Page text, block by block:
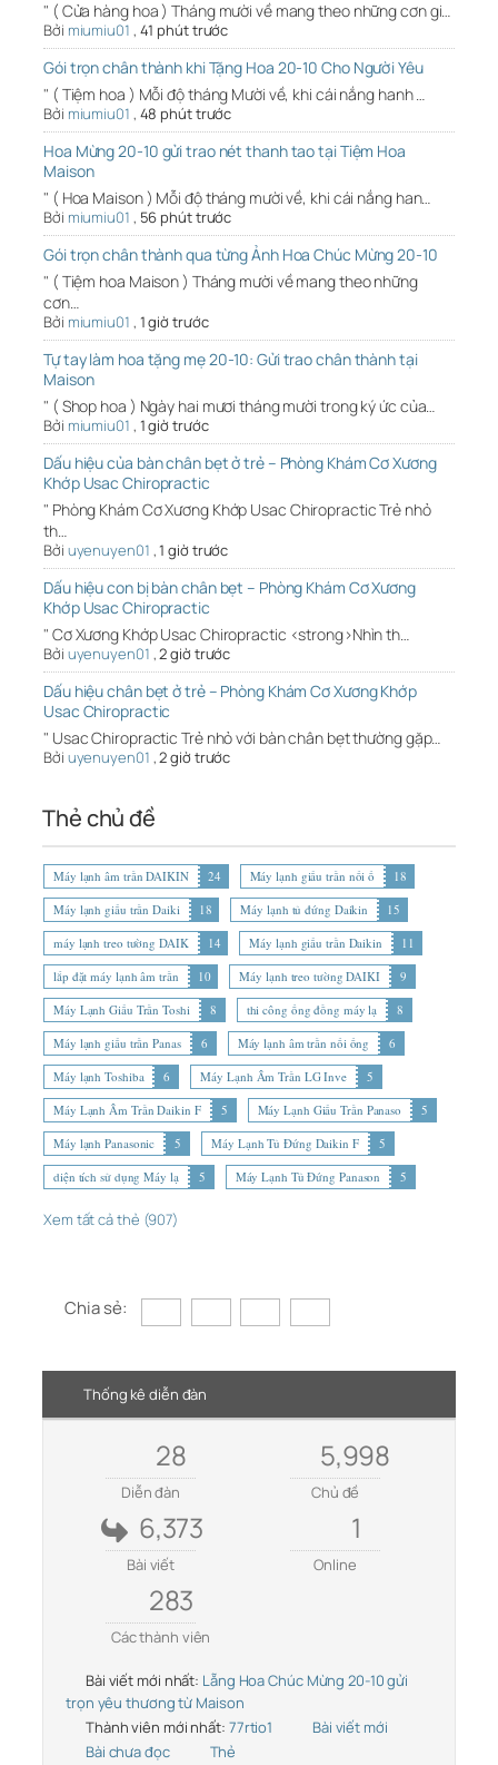
" ( Cửa hàng hoa ) Tháng mười về mang theo những cơn gi…
Bởi miumiu01 , 41 phút trước
Gói trọn chân thành khi Tặng Hoa 20-10 Cho Người Yêu
" ( Tiệm hoa ) Mỗi độ tháng Mười về, khi cái nắng hanh …
Bởi miumiu01 , 48 phút trước
Hoa Mừng 20-10 gửi trao nét thanh tao tại Tiệm Hoa
Maison
" ( Hoa Maison ) Mỗi độ tháng mười về, khi cái nắng han…
Bởi miumiu01 , 56 phút trước
Gói trọn chân thành qua từng Ảnh Hoa Chúc Mừng 20-10
" ( Tiệm hoa Maison ) Tháng mười về mang theo những
cơn…
Bởi miumiu01 , 1 giờ trước
Tự tay làm hoa tặng mẹ 20-10: Gửi trao chân thành tại
Maison
" ( Shop hoa ) Ngày hai mươi tháng mười trong ký ức của…
Bởi miumiu01 , 1 giờ trước
Dấu hiệu của bàn chân bẹt ở trẻ – Phòng Khám Cơ Xương
Khớp Usac Chiropractic
" Phòng Khám Cơ Xương Khớp Usac Chiropractic Trẻ nhỏ
th…
Bởi uyenuyen01 ,1 giờ trước
Dấu hiệu con bị bàn chân bẹt – Phòng Khám Cơ Xương
Khớp Usac Chiropractic
" Cơ Xương Khớp Usac Chiropractic <strong>Nhìn th…
Bởi uyenuyen01 ,2 giờ trước
Dấu hiệu chân bẹt ở trẻ – Phòng Khám Cơ Xương Khớp
Usac Chiropractic
" Usac Chiropractic Trẻ nhỏ với bàn chân bẹt thường gặp…
Bởi uyenuyen01 ,2 giờ trước
Thẻ chủ đề
Máy lạnh âm trần DAIKIN 24 Máy lạnh giấu trần nối ố
18
Máy lạnh giấu trần Daiki
18 Máy lạnh tủ đứng Daikin
15
máy lạnh treo tường DAIK
14 Máy lạnh giấu trần Daikin
11
lắp đặt máy lạnh âm trần
10 Máy lạnh treo tường DAIKI
9
Máy Lạnh Giấu Trần Toshi
8 thi công ống đồng máy lạ
8
Máy lạnh giấu trần Panas
6 Máy lạnh âm trần nối ống
6
Máy lạnh Toshiba
6 Máy Lạnh Âm Trần LG Inve
5
Máy Lạnh Âm Trần Daikin F
5 Máy Lạnh Giấu Trần Panaso
5
Máy lạnh Panasonic
5 Máy Lạnh Tủ Đứng Daikin F
5
diện tích sử dụng Máy lạ
5 Máy Lạnh Tủ Đứng Panason 5
Xem tất cả thẻ (907)
Chia sẻ:
Thống kê diễn đàn
28
Diễn đàn
5,998
Chủ đề
6,373
Bài viết
1
Online
283
Các thành viên
Bài viết mới nhất: Lẵng Hoa Chúc Mừng 20-10 gửi
trọn yêu thương từ Maison
Thành viên mới nhất: 77rtio1
Bài viết mới
Bài chưa đọc
Thẻ